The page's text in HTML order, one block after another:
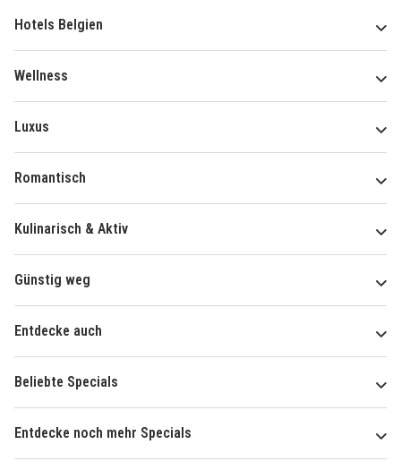
Hotels Belgien
Wellness
Luxus
Romantisch
Kulinarisch & Aktiv
Günstig weg
Entdecke auch
Beliebte Specials
Entdecke noch mehr Specials